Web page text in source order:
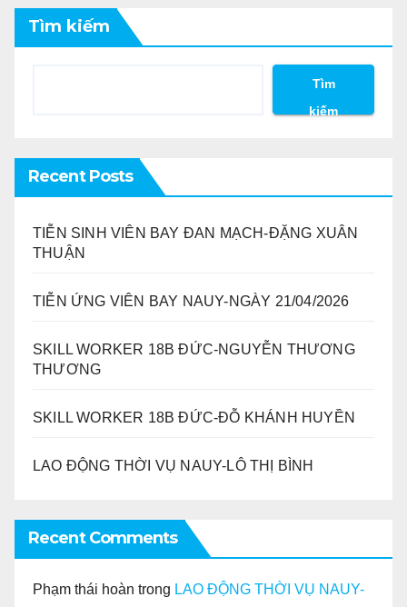
Tìm kiếm
Tìm
kiếm
Recent Posts
TIỄN SINH VIÊN BAY ĐAN MẠCH-ĐẶNG XUÂN
THUẬN
TIỄN ỨNG VIÊN BAY NAUY-NGÀY 21/04/2026
SKILL WORKER 18B ĐỨC-NGUYỄN THƯƠNG
THƯƠNG
SKILL WORKER 18B ĐỨC-ĐỖ KHÁNH HUYỀN
LAO ĐỘNG THỜI VỤ NAUY-LÔ THỊ BÌNH
Recent Comments
Phạm thái hoàn trong LAO ĐỘNG THỜI VỤ NAUY-